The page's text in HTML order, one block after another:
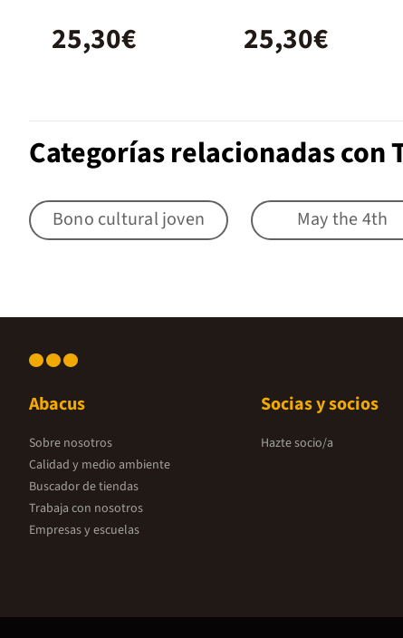
25,30€ 25,30€
Categorías relacionadas con
Bono cultural joven May the 4th
Abacus
Sobre nosotros
Calidad y medio ambiente
Buscador de tiendas
Trabaja con nosotros
Empresas y escuelas
Socias y socios
Hazte socio/a